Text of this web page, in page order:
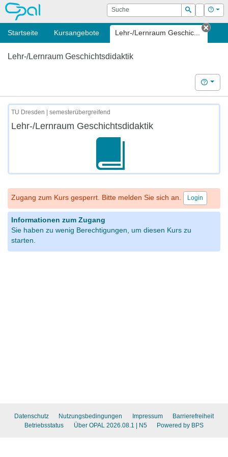
OPAL Suche
Suchen
Login Hilfe
Startseite Kursangebote Lehr-/Lernraum Geschic...
Tab
Lehr-/Lernraum Geschichtsdidaktik
Hilfe
TU Dresden | semesterübergreifend
Lehr-/Lernraum Geschichtsdidaktik
Zugang zum Kurs gesperrt. Bitte melden Sie sich an. Login
Informationen zum Zugang
Sie haben zu wenig Berechtigungen, um diesen Kurs zu
starten.
Datenschutz Nutzungsbedingungen Impressum
Barrierefreiheit
Betriebsstatus
Über OPAL 2026.08.1 | N5 Powered by BPS